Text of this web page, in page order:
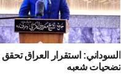
السوداني: استقرار العراق
تضحيات شعبه